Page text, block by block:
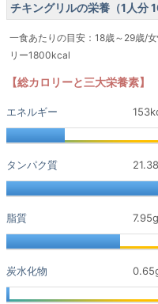
チキングリルの栄養（1人分
一食あたりの目安：18歳～29歳/
リー1800kcal
【総カロリーと三大栄養素】
エネルギー
タンパク質
脂質 7.95g
炭水化物